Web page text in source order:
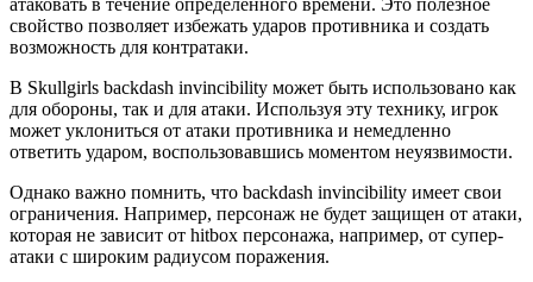
свойство позволяет избежать ударов противника и создать
возможность для контратаки.
В Skullgirls backdash invincibility может быть использовано как
для обороны, так и для атаки. Используя эту технику, игрок
может уклониться от атаки противника и немедленно
ответить ударом, воспользовавшись моментом неуязвимости.
Однако важно помнить, что backdash invincibility имеет свои
ограничения. Например, персонаж не будет защищен от атаки,
которая не зависит от hitbox персонажа, например, от супер-
атаки с широким радиусом поражения.